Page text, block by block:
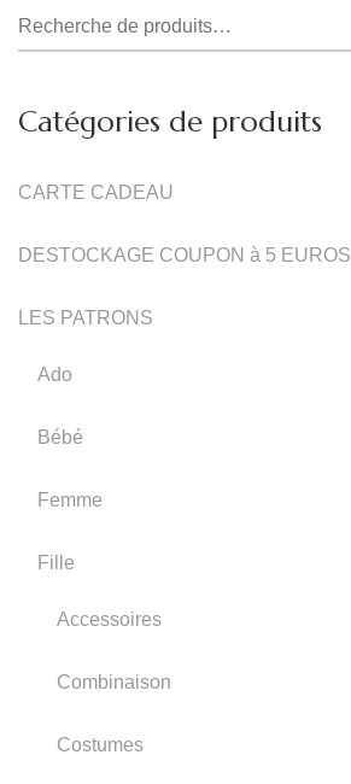
Recherche
Catégories de produits
CARTE CADEAU
DESTOCKAGE COUPON à 5 EUROS
LES PATRONS
Ado
Bébé
Femme
Fille
Accessoires
Combinaison
Costumes